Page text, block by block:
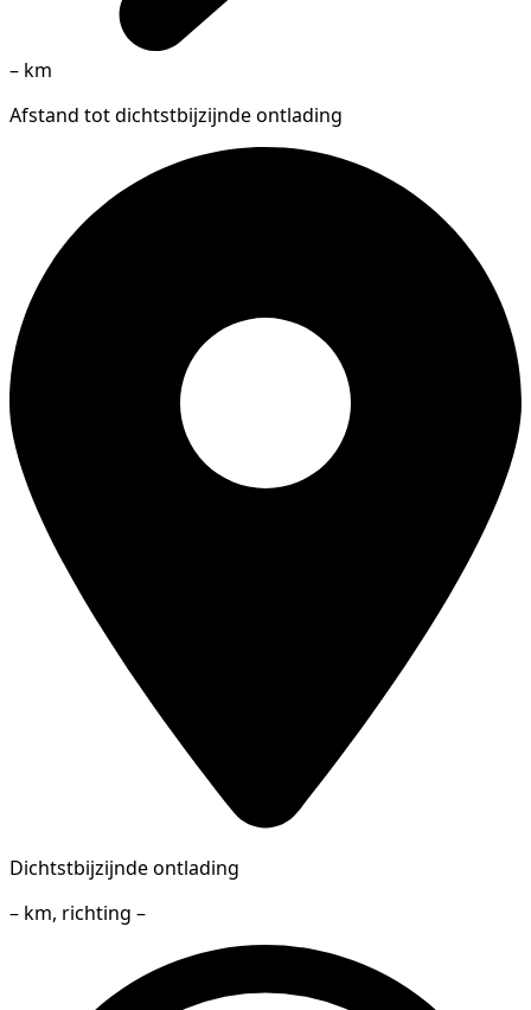
– km
Afstand tot dichtstbijzijnde ontlading
Dichtstbijzijnde ontlading
– km, richting –